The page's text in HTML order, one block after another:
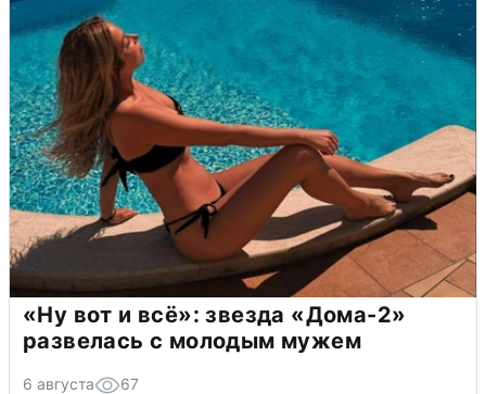
«Ну вот и всё»: звезда «Дома-2»
развелась с молодым мужем
6 августа 67